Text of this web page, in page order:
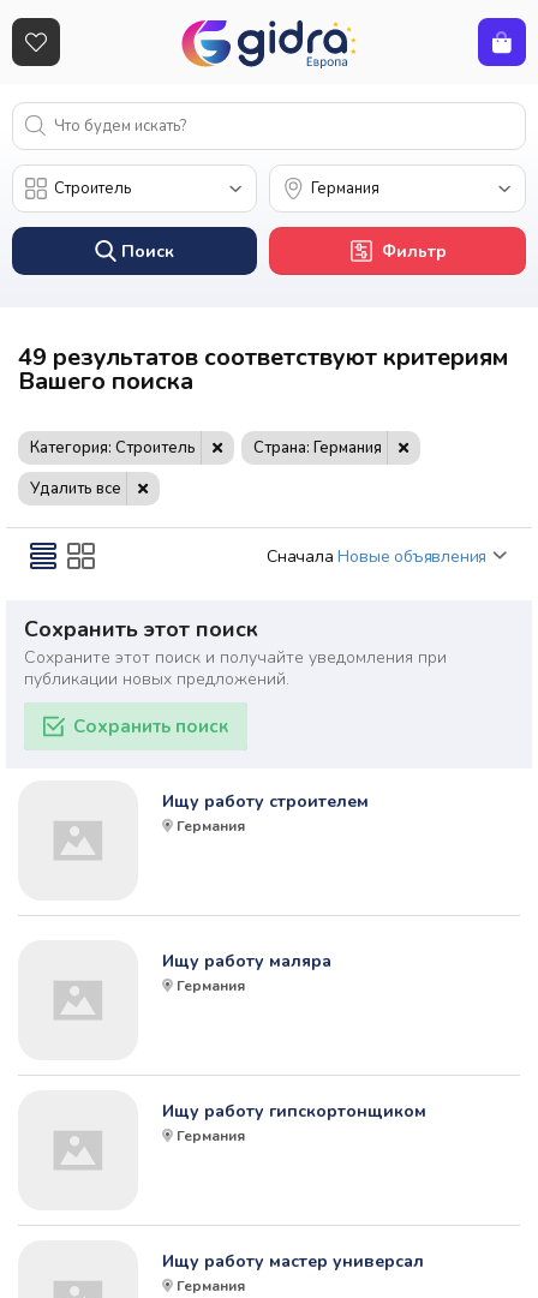
Поиск Фильтр
49 результатов соответствуют критериям
Вашего поиска
Категория: Строитель
Страна: Германия
Удалить все
Сначала Новые объявления
Сохранить этот поиск
Сохраните этот поиск и получайте уведомления при
публикации новых предложений.
Сохранить поиск
Ищу работу строителем
Германия
Ищу работу маляра
Германия
Ищу работу гипскортонщиком
Германия
Ищу работу мастер универсал
Германия